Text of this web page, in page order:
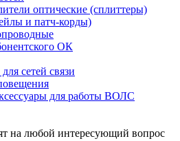
оптические (сплиттеры)
и патч-корды)
ОК
сетей связи
для работы ВОЛС
на любой интересующий вопрос